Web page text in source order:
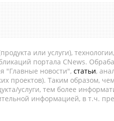
или услуги),
портала CNews.
"Главные новости", статьи,
проектов). Таким образом,
услуги, тем более
информацией, в т.ч.